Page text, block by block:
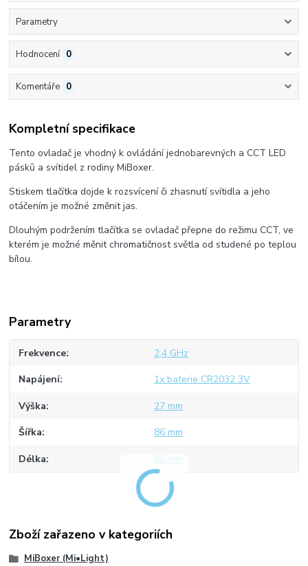
Parametry
Hodnocení 0
Komentáře 0
Kompletní specifikace
Tento ovladač je vhodný k ovládání jednobarevných a CCT LED
pásků a svítidel z rodiny MiBoxer.
Stiskem tlačítka dojde k rozsvícení či zhasnutí svítidla a jeho
otáčením je možné změnit jas.
Dlouhým podržením tlačítka se ovladač přepne do režimu CCT, ve
kterém je možné měnit chromatičnost světla od studené po teplou
bílou.
Parametry
Frekvence 2,4 GHz
Napájení 1x baterie CR2032 3V
Výška 27 mm
Šířka 86 mm
Délka 86 mm
Zboží zařazeno v kategoriích
MiBoxer (Mi•Light)